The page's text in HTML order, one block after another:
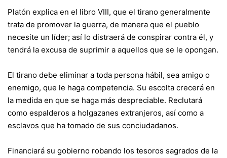
Platón explica en el libro VIII, que el tirano generalmente
trata de promover la guerra, de manera que el pueblo
necesite un líder; así lo distraerá de conspirar contra él, y
tendrá la excusa de suprimir a aquellos que se le opongan.
El tirano debe eliminar a toda persona hábil, sea amigo o
enemigo, que le haga competencia. Su escolta crecerá en
la medida en que se haga más despreciable. Reclutará
como espalderos a holgazanes extranjeros, así como a
esclavos que ha tomado de sus conciudadanos.
Financiará su gobierno robando los tesoros sagrados de la